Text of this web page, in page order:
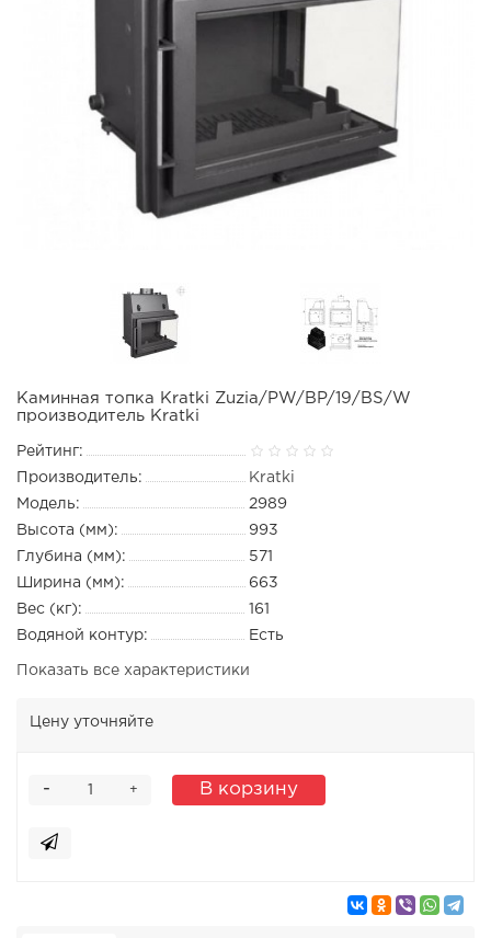
Каминная топка Kratki Zuzia/PW/BP/19/BS/W
производитель Kratki
Рейтинг:
Производитель:
Kratki
Модель:
2989
Высота (мм):
993
Глубина (мм):
571
Ширина (мм):
663
Вес (кг):
161
Водяной контур:
Есть
Показать все характеристики
Цену уточняйте
+
- В корзину